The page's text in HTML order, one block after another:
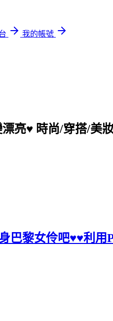
我的帳號
亮♥ 時尚/穿搭/美
巴黎女伶吧♥♥利